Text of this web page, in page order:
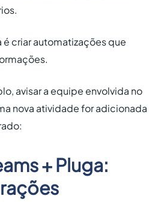
é criar automatizações que
avisar a equipe envolvida no
nova atividade for adicionada
+ Pluga: